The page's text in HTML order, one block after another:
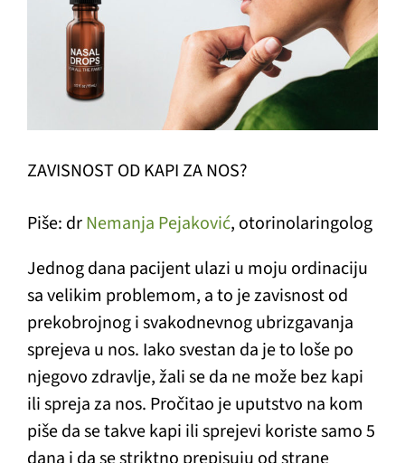
Image
ZAVISNOST OD KAPI ZA NOS?
Piše: drNemanja Pejaković, otorinolaringolog
Jednog dana pacijent ulazi u moju ordinaciju
sa velikim problemom, a to je zavisnost od
prekobrojnog i svakodnevnog ubrizgavanja
sprejeva u nos. Iako svestan da je to loše po
njegovo zdravlje, žali se da ne može bez kapi
ili spreja za nos. Pročitao je uputstvo na kom
piše da se takve kapi ili sprejevi koriste samo 5